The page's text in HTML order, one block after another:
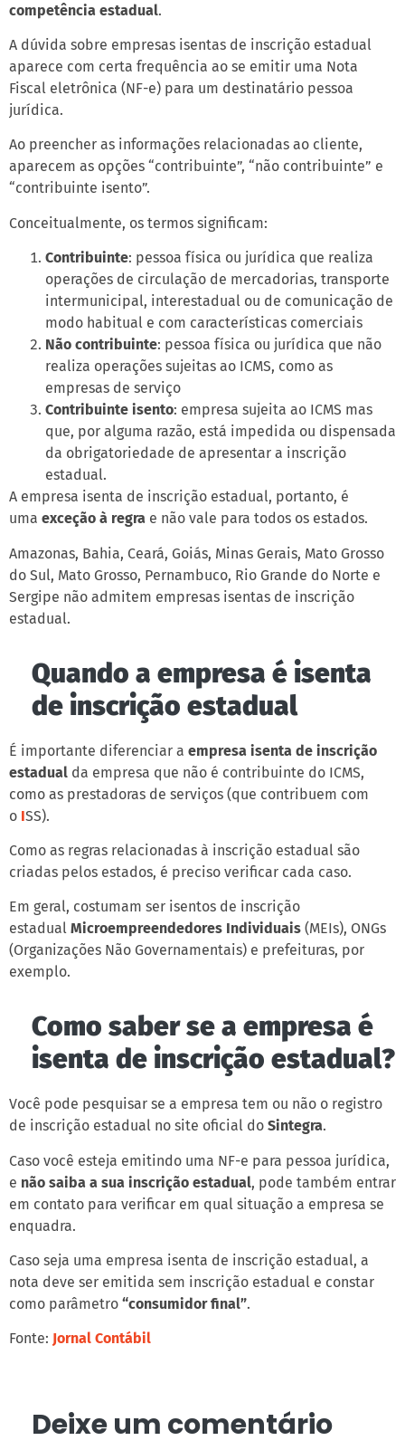
competência estadual.
A dúvida sobre empresas isentas de inscrição estadual
aparece com certa frequência ao se emitir uma Nota
Fiscal eletrônica (NF-e) para um destinatário pessoa
jurídica.
Ao preencher as informações relacionadas ao cliente,
aparecem as opções “contribuinte”, “não contribuinte” e
“contribuinte isento”.
Conceitualmente, os termos significam:
Contribuinte: pessoa física ou jurídica que realiza
operações de circulação de mercadorias, transporte
intermunicipal, interestadual ou de comunicação de
modo habitual e com características comerciais
Não contribuinte: pessoa física ou jurídica que não
realiza operações sujeitas ao ICMS, como as
empresas de serviço
Contribuinte isento: empresa sujeita ao ICMS mas
que, por alguma razão, está impedida ou dispensada
da obrigatoriedade de apresentar a inscrição
estadual.
A empresa isenta de inscrição estadual, portanto, é
uma exceção à regra e não vale para todos os estados.
Amazonas, Bahia, Ceará, Goiás, Minas Gerais, Mato Grosso
do Sul, Mato Grosso, Pernambuco, Rio Grande do Norte e
Sergipe não admitem empresas isentas de inscrição
estadual.
Quando a empresa é isenta
de inscrição estadual
É importante diferenciar a empresa isenta de inscrição
estadual da empresa que não é contribuinte do ICMS,
como as prestadoras de serviços (que contribuem com
o ISS).
Como as regras relacionadas à inscrição estadual são
criadas pelos estados, é preciso verificar cada caso.
Em geral, costumam ser isentos de inscrição
estadual Microempreendedores Individuais (MEIs), ONGs
(Organizações Não Governamentais) e prefeituras, por
exemplo.
Como saber se a empresa é
isenta de inscrição estadual?
Você pode pesquisar se a empresa tem ou não o registro
de inscrição estadual no site oficial do Sintegra.
Caso você esteja emitindo uma NF-e para pessoa jurídica,
e não saiba a sua inscrição estadual, pode também entrar
em contato para verificar em qual situação a empresa se
enquadra.
Caso seja uma empresa isenta de inscrição estadual, a
nota deve ser emitida sem inscrição estadual e constar
como parâmetro “consumidor final”.
Fonte: Jornal Contábil
Deixe um comentário